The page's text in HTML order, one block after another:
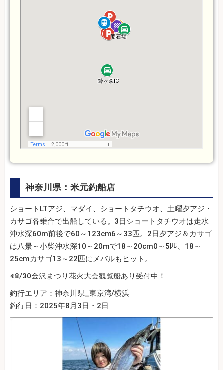
神奈川県：米元釣船店
ショートLTアジ、マダイ、ショートタチウオ、土曜夕アジ・
カサゴ各乗合で出船している。3日ショートタチウオは走水
沖水深60m前後で60～123cm6～33匹。2日夕アジ＆カサゴ
は八景～小柴沖水深10～20mで18～20cm0～5匹、18～
25cmカサゴ13～22匹にメバルもヒット。
※8/30金沢まつり花火大会観覧船あり受付中！
釣行エリア：神奈川県_東京湾/横浜
釣行日：2025年8月3日・2日